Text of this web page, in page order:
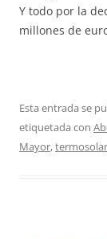
Y todo por la
millones de
Esta entrada se
etiquetada con
Mayor,termosolar